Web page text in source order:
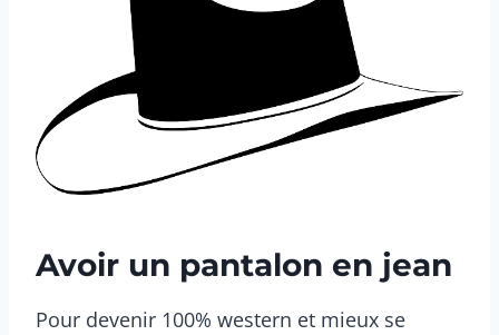
Avoir un pantalon en jean
Pour devenir 100% western et mieux se